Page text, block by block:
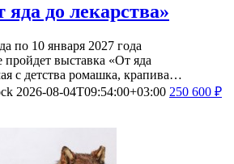
до лекарства»
по 10 января 2027 года
выставка «От яда
с детства ромашка, крапива…
2026-08-04T09:54:00+03:00 250 600 ₽